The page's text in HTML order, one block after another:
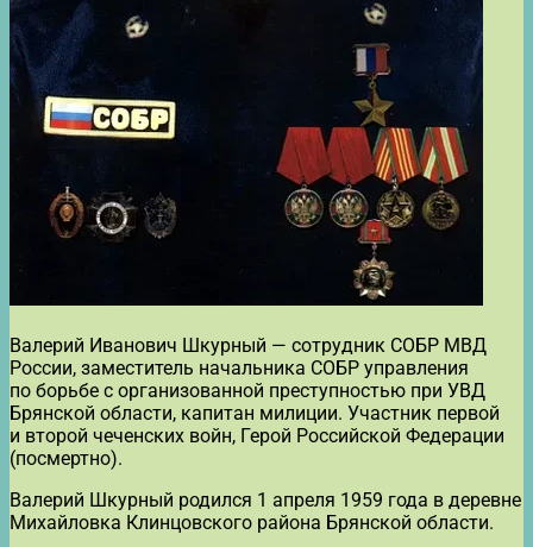
Валерий Иванович Шкурный — сотрудник СОБР МВД
России, заместитель начальника СОБР управления
по борьбе с организованной преступностью при УВД
Брянской области, капитан милиции. Участник первой
и второй чеченских войн, Герой Российской Федерации
(посмертно).
Валерий Шкурный родился 1 апреля 1959 года в деревне
Михайловка Клинцовского района Брянской области.